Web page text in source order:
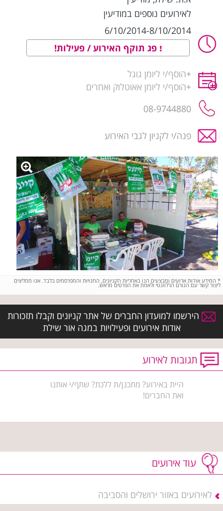
לאירועים נוספים במודיעין
6/10/2014-8/10/2014
פג תוקף האירוע / פעילות!
+הוסף/י ליומן גוגל
+הוסף/י ליומן אאוטלוק ואחרים
08-9744880
פנה/י לקניון לגבי האירוע
* המידע אודות ארועים ומבצעים הנו באחריות הקניונים, החנויות והמפרסמים בלבד. אנו ממליצים
ליצור קשר עם הגורם הרלוונטי ולאמת את הפרטים מראש.
הירשמו למועדון החברים של אתר קניונים וקבלו תזכורות
אודות אירועים ופעילויות במגה אור שילת
תגובות לאירוע
היית באירוע? מתכנן/ת ללכת? שתף/י אותנו
ואת החברים!
עוד אירועים
לאירועים באזור ירושלים והסביבה